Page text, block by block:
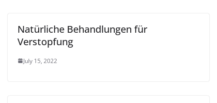
Natürliche Behandlungen für
Verstopfung
July 15, 2022